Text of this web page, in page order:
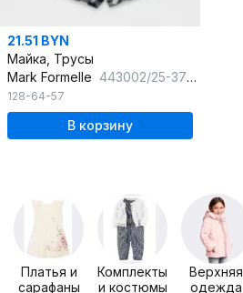
21.51 BYN
Майка, Трусы
Mark Formelle 443002/25-37067ПП-0 черный_ч_б_клетка_3_сл_на_пол
128-64-57
В корзину
Платья и
сарафаны
Комплекты
и костюмы
Верхняя
одежда